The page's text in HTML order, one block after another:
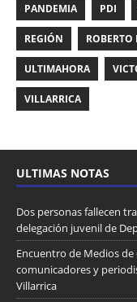
PANDEMIA PDI
REGIÓN ROBERTO
ULTIMAHORA
VILLARRICA
ULTIMAS NOTAS
Dos personas fallecen
delegación juvenil de
Encuentro de Medios
comunicadores y
Villarrica